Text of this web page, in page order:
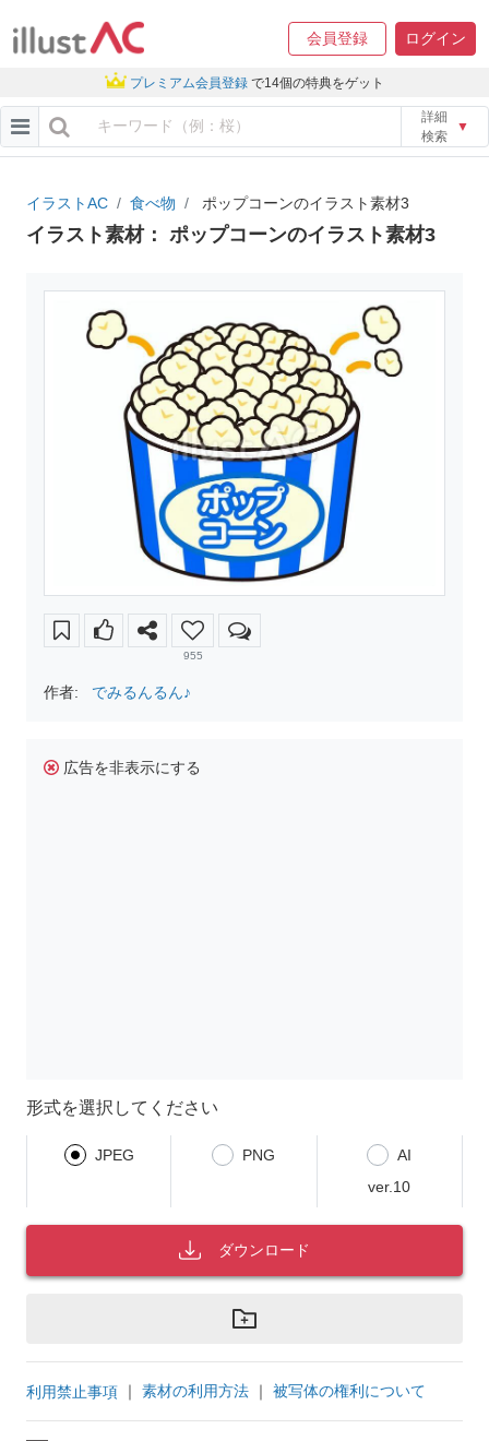
会員登録 ログイン
プレミアム会員登録 で14個の特典をゲット
詳細
検索
▼
イラストAC 食べ物 ポップコーンのイラスト素材3
イラスト素材： ポップコーンのイラスト素材3
955
作者: でみるんるん♪
広告を非表示にする
形式を選択してください
JPEG PNG
AI
ver.10
ダウンロード
利用禁止事項 ｜ 素材の利用方法 ｜ 被写体の権利について